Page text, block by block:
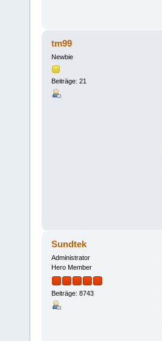
tm99
Newbie
Beiträge: 21
Sundtek
Administrator
Hero Member
Beiträge: 8743